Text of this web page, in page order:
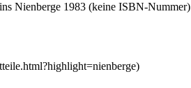
Nienberge 1983 (keine ISBN-Nummer)